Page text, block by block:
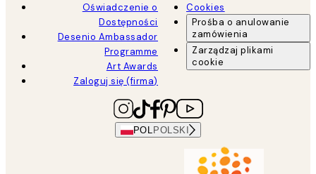
Oświadczenie o
Dostępności
Desenio Ambassador
Programme
Art Awards
Zaloguj się (firma)
Cookies
Prośba o anulowanie
zamówienia
Zarządzaj plikami
cookie
POL POLSKI